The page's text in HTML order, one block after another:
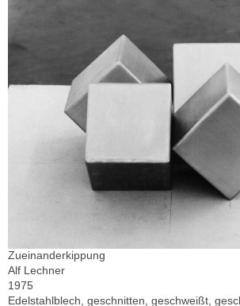
Zueinanderkippung
Alf Lechner
1975
Edelstahlblech, geschnitten, geschweißt,